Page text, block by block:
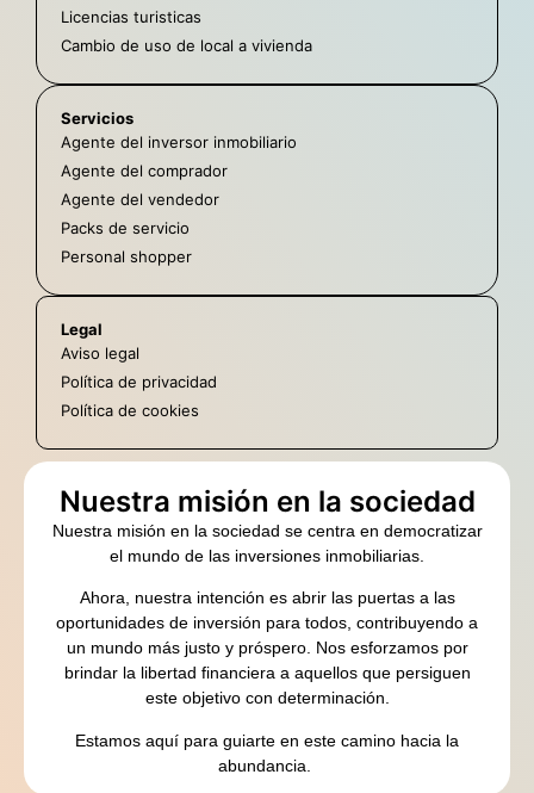
Licencias turisticas
Cambio de uso de local a vivienda
Servicios
Agente del inversor inmobiliario
Agente del comprador
Agente del vendedor
Packs de servicio
Personal shopper
Legal
Aviso legal
Política de privacidad
Política de cookies
Nuestra misión en la sociedad
Nuestra misión en la sociedad se centra en democratizar
el mundo de las inversiones inmobiliarias.
Ahora, nuestra intención es abrir las puertas a las
oportunidades de inversión para todos, contribuyendo a
un mundo más justo y próspero. Nos esforzamos por
brindar la libertad financiera a aquellos que persiguen
este objetivo con determinación.
Estamos aquí para guiarte en este camino hacia la
abundancia.